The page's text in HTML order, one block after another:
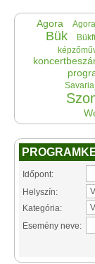
Agora
Bük
Időpont:
Helyszín:
Kategória:
Esemény neve: